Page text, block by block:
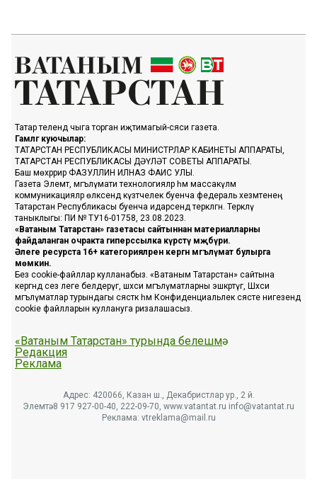
Татар телендә чыга торган иҗтимагый-сәяси газета.
Гамәлгә куючылар:
ТАТАРСТАН РЕСПУБЛИКАСЫ МИНИСТРЛАР КАБИНЕТЫ АППАРАТЫ,
ТАТАРСТАН РЕСПУБЛИКАСЫ ДӘҮЛӘТ СОВЕТЫ АППАРАТЫ.
Баш мөхәррир ФАЗУЛЛИН ИЛНАЗ ФАИС УЛЫ.
Газета Элемтә, мәгълүмати технологияләр һәм массакүләм
коммуникацияләр өлкәсендә күзәтчелек буенча федераль хезмәтенең
Татарстан Республикасы буенча идарәсендә теркәлгән. Теркәлү
таныклыгы: ПИ № ТУ16-01758, 23.08.2023.
«Ватаным Татарстан» газетасы сайтыннан материалларны
файдаланган очракта гиперссылка күрсәтү мәҗбүри.
Әлеге ресурста 16+ категорияләренә кергән мәгълүмат булырга
мөмкин.
Без cookie-файллар кулланабыз. «Ватаным Татарстан» сайтына
кергәндә сез әлеге белдерүгә, шәхси мәгълүматларны эшкәртүгә, Шәхси
мәгълүматлар турындагы сәясәткә һәм Конфиденциальлек сәясәте нигезендә
cookie файлларын куллануга ризалашасыз.
«Ватаным Татарстан» турында белешмә
Редакция
Реклама
Адрес: 420066, Казан ш., Декабристлар ур., 2 й.
Элемтә: 8 917 927-00-40, 222-09-70, www.vatantat.ru info@vatantat.ru
Реклама: vtreklama@mail.ru